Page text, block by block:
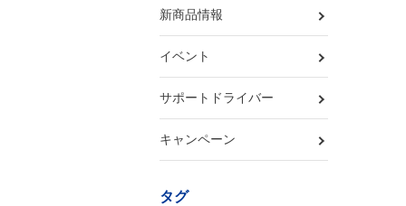
新商品情報
イベント
サポートドライバー
キャンペーン
タグ